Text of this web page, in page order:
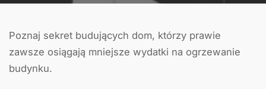
Poznaj sekret budujących dom, którzy prawie
zawsze osiągają mniejsze wydatki na ogrzewanie
budynku⁣.